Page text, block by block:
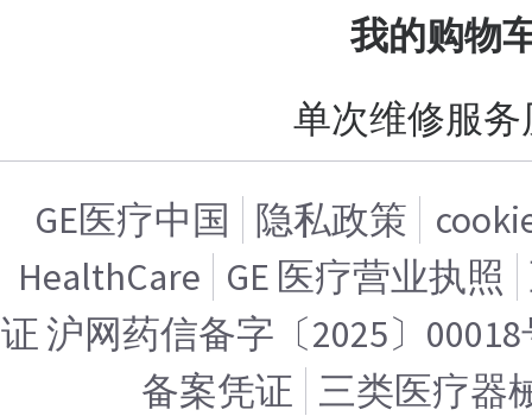
我的购物
单次维修服务
GE医疗中国 隐私政策
HealthCare GE 医疗营业执照
证 沪网药信备字〔2025〕
备案凭证 三类医疗器